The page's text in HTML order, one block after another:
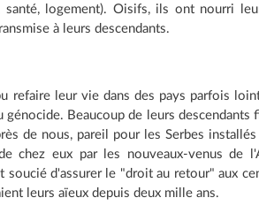
santé, logement). Oisifs, ils ont nourri
à leurs descendants.
refaire leur vie dans des pays parfois
Beaucoup de leurs descendants
de nous, pareil pour les Serbes installés
chez eux par les nouveaux-venus de
soucié d'assurer le "droit au retour" aux
leurs aïeux depuis deux mille ans.